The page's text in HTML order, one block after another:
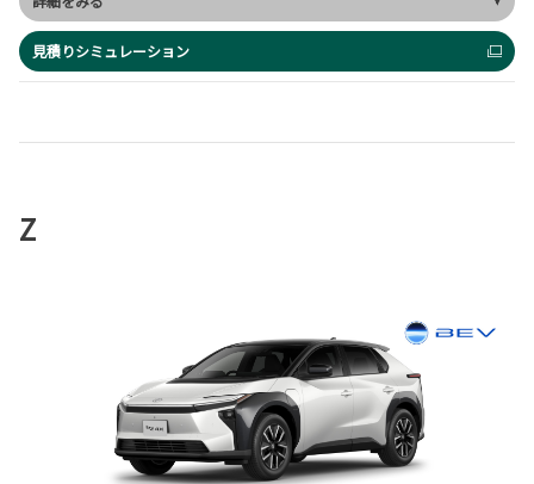
見積りシミュレーション
Z